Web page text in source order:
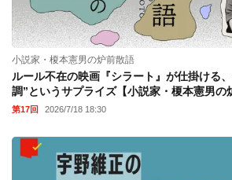
小説家・榎本憲男の炉前散語
ルール不在の映画『シラート』が仕掛ける
調”というサプライズ【小説家・榎本憲男の
第17回 2026/7/18 18:30